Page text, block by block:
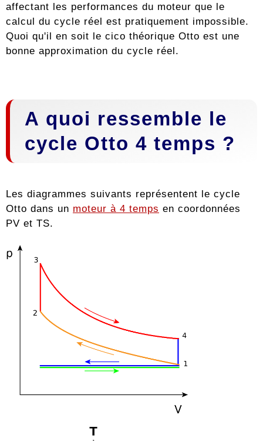
affectant les performances du moteur que le
calcul du cycle réel est pratiquement impossible.
Quoi qu'il en soit le cico théorique Otto est une
bonne approximation du cycle réel.
A quoi ressemble le
cycle Otto 4 temps ?
Les diagrammes suivants représentent le cycle
Otto dans un moteur à 4 temps en coordonnées
PV et TS.